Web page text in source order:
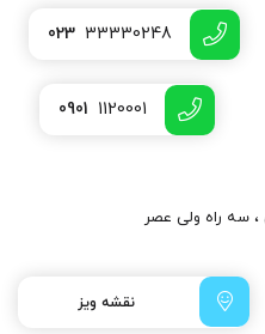
023 33330248
0901 1120001
سه راه ولی عصر
نقشه ویز